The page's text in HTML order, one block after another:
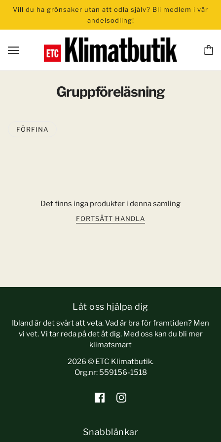
Vill du ha grönsaker utan att odla själv? Bli medlem i vår
andelsodling!
Gruppföreläsning
FÖRFINA
Det finns inga produkter i denna samling
FORTSÄTT HANDLA
Låt oss hjälpa dig
Ibland är det svårt att veta. Vad är bra för framtiden? Men
vi vet. Vi tar reda på det åt dig. Med oss kan du bli mer
klimatsmart
2026 © ETC Klimatbutik.
Org.nr: 559156-1518
Snabblänkar